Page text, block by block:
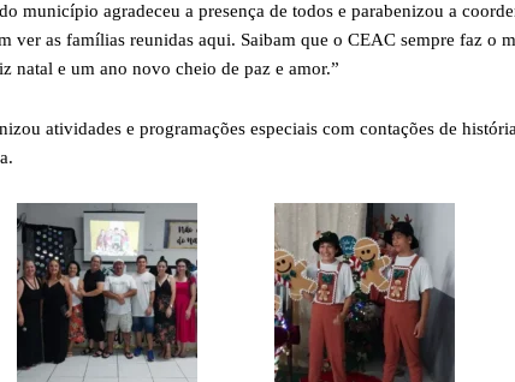
município agradeceu a presença de todos e parabenizou a
ver as famílias reunidas aqui. Saibam que o CEAC sempre faz o
natal e um ano novo cheio de paz e amor.”
atividades e programações especiais com contações de